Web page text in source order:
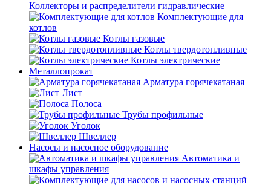
Коллекторы и распределители гидравлические
Комплектующие для
котлов
Котлы газовые
Котлы твердотопливные
Котлы электрические
Металлопрокат
Арматура горячекатаная
Лист
Полоса
Трубы профильные
Уголок
Швеллер
Насосы и насосное оборудование
Автоматика и
шкафы управления